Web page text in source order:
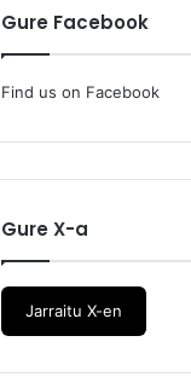
Gure Facebook
Find us on Facebook
Gure X-a
Jarraitu X-en